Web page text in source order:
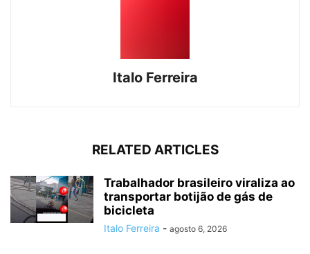
Italo Ferreira
RELATED ARTICLES
Trabalhador brasileiro viraliza ao
transportar botijão de gás de
bicicleta
Italo Ferreira - agosto 6, 2026